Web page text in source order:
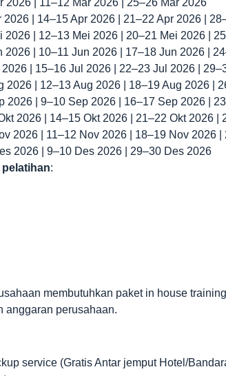
2026 | 14–15 Apr 2026 | 21–22 Apr 2026 |
2026 | 12–13 Mei 2026 | 20–21 Mei 2026 |
2026 | 10–11 Jun 2026 | 17–18 Jun 2026 |
2026 | 15–16 Jul 2026 | 22–23 Jul 2026 |
2026 | 12–13 Aug 2026 | 18–19 Aug 2026 |
2026 | 9–10 Sep 2026 | 16–17 Sep 2026 |
2026 | 14–15 Okt 2026 | 21–22 Okt 2026 |
2026 | 11–12 Nov 2026 | 18–19 Nov 2026 |
2026 | 9–10 Des 2026 | 29–30 Des 2026
pelatihan:
membutuhkan paket in house
anggaran perusahaan.
service (Gratis Antar jemput Hotel/